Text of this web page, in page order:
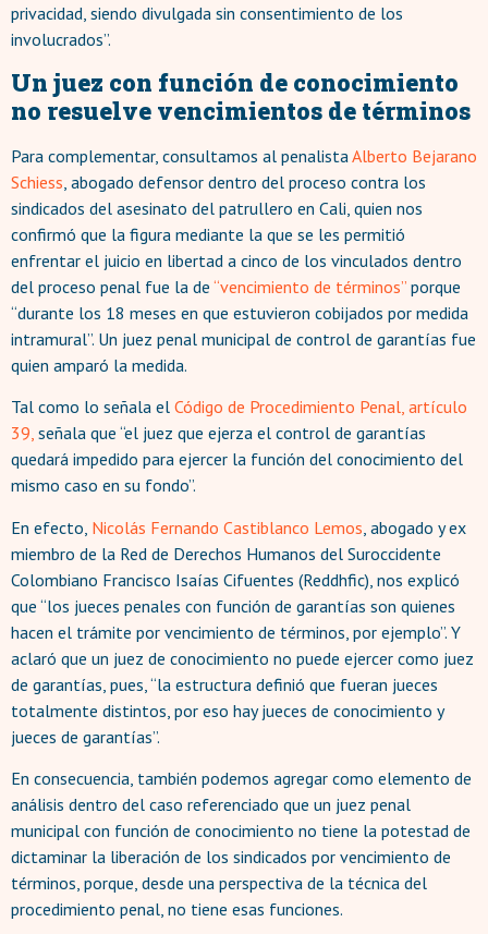
privacidad, siendo divulgada sin consentimiento de los
involucrados”.
Un juez con función de conocimiento
no resuelve vencimientos de términos
Para complementar, consultamos al penalista Alberto Bejarano
Schiess , abogado defensor dentro del proceso contra los
sindicados del asesinato del patrullero en Cali, quien nos
confirmó que la figura mediante la que se les permitió
enfrentar el juicio en libertad a cinco de los vinculados dentro
del proceso penal fue la de “vencimiento de términos” porque
“durante los 18 meses en que estuvieron cobijados por medida
intramural”. Un juez penal municipal de control de garantías fue
quien amparó la medida.
Tal como lo señala el Código de Procedimiento Penal, artículo
39, señala que “el juez que ejerza el control de garantías
quedará impedido para ejercer la función del conocimiento del
mismo caso en su fondo”.
En efecto, Nicolás Fernando Castiblanco Lemos , abogado y ex
miembro de la Red de Derechos Humanos del Suroccidente
Colombiano Francisco Isaías Cifuentes (Reddhfic), nos explicó
que “los jueces penales con función de garantías son quienes
hacen el trámite por vencimiento de términos, por ejemplo”. Y
aclaró que un juez de conocimiento no puede ejercer como juez
de garantías, pues, “la estructura definió que fueran jueces
totalmente distintos, por eso hay jueces de conocimiento y
jueces de garantías”.
En consecuencia, también podemos agregar como elemento de
análisis dentro del caso referenciado que un juez penal
municipal con función de conocimiento no tiene la potestad de
dictaminar la liberación de los sindicados por vencimiento de
términos, porque, desde una perspectiva de la técnica del
procedimiento penal, no tiene esas funciones.